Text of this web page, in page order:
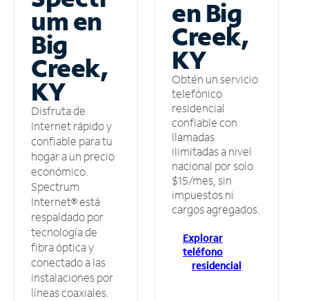
um en
Big
Creek,
KY
Disfruta de
Internet rápido y
confiable para tu
hogar a un precio
económico.
Spectrum
Internet® está
respaldado por
tecnología de
fibra óptica y
conectado a las
instalaciones por
líneas coaxiales.
en Big
Creek,
KY
Obtén un servicio
telefónico
residencial
confiable con
llamadas
ilimitadas a nivel
nacional por solo
$15/mes, sin
impuestos ni
cargos agregados.
Explorar
teléfono
residencial